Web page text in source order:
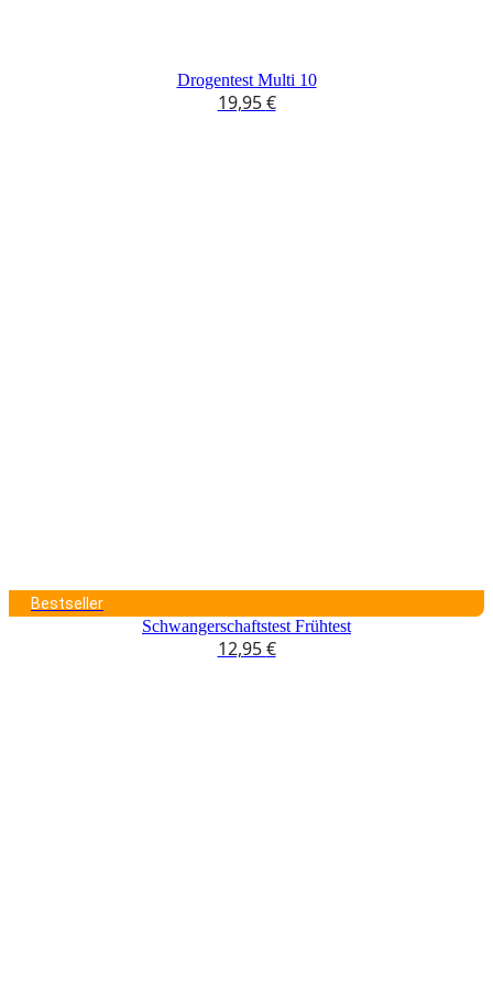
Drogentest Multi 10
19,95€
Bestseller
Schwangerschaftstest Frühtest
12,95€